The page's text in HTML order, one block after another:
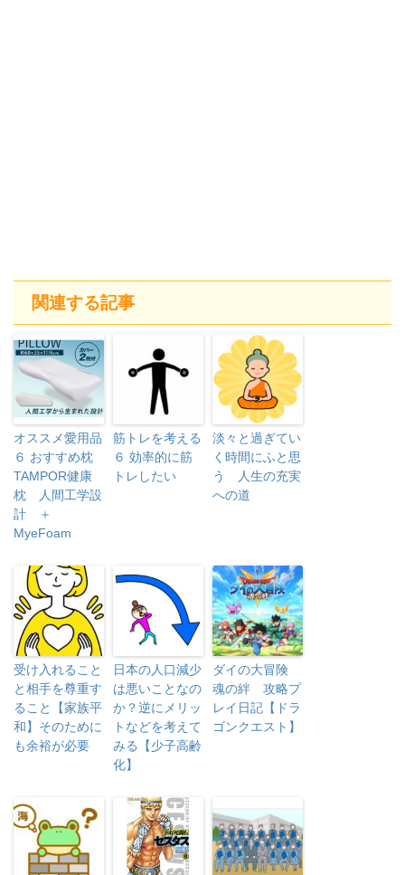
関連する記事
オススメ愛用品
６ おすすめ枕
TAMPOR健康
枕 人間工学設
計 ＋
MyeFoam
筋トレを考える
６ 効率的に筋
トレしたい
淡々と過ぎてい
く時間にふと思
う 人生の充実
への道
受け入れること
と相手を尊重す
ること【家族平
和】そのために
も余裕が必要
日本の人口減少
は悪いことなの
か？逆にメリッ
トなどを考えて
みる【少子高齢
化】
ダイの大冒険
魂の絆 攻略プ
レイ日記【ドラ
ゴンクエスト】